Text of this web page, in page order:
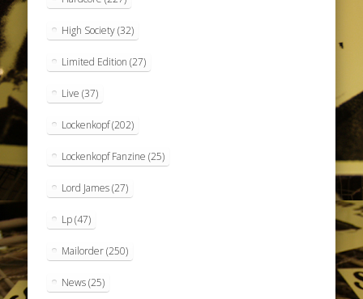
High Society(32)
Limited Edition (27)
Live (37)
Lockenkopf(202)
Lockenkopf Fanzine (25)
Lord James(27)
Lp(47)
Mailorder(250)
News(25)